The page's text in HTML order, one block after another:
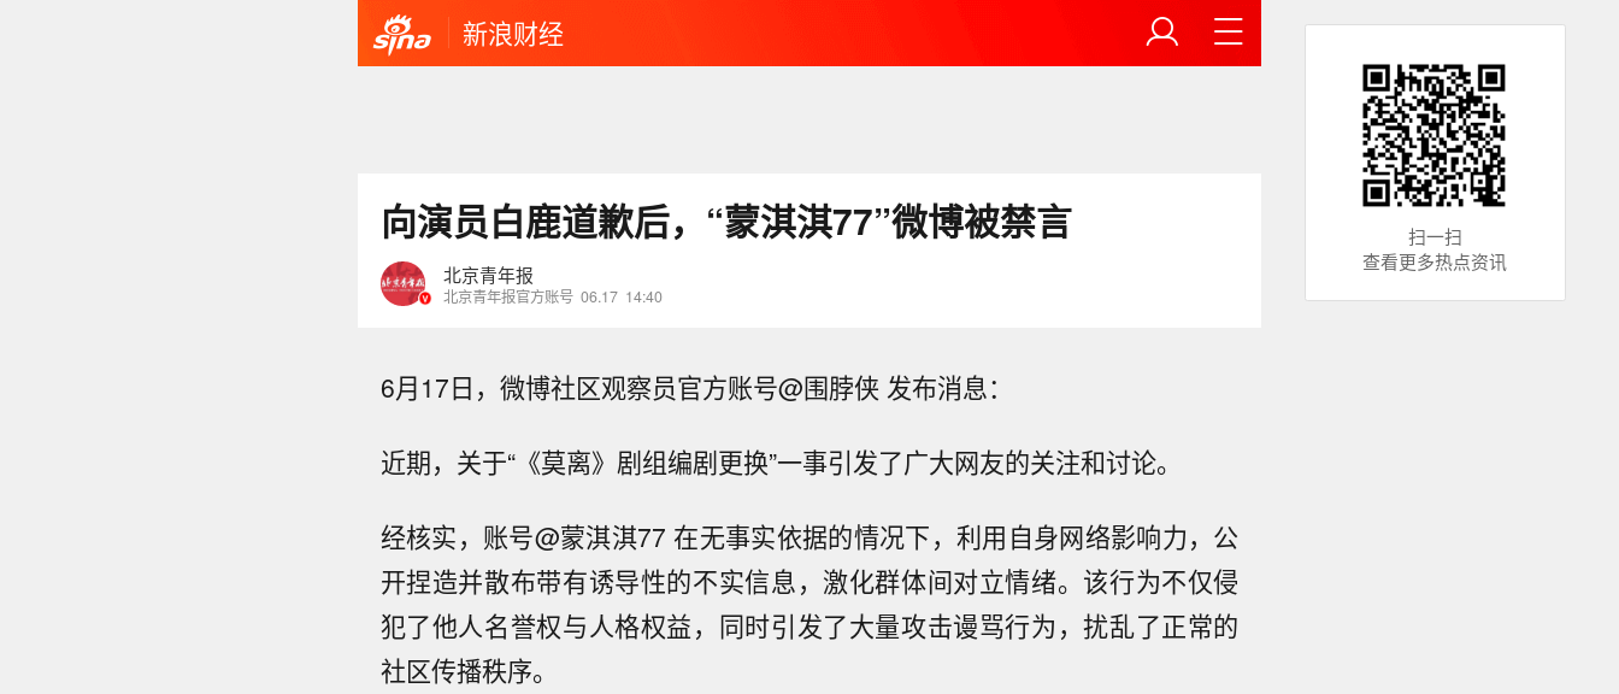
新浪财经
向演员白鹿道歉后，“蒙淇淇77”微博被禁言
北京青年报
北京青年报官方账号 06.17 14:40
6月17日，微博社区观察员官方账号@围脖侠 发布消息：
近期，关于“《莫离》剧组编剧更换”一事引发了广大网友的关注和讨论。
经核实，账号@蒙淇淇77 在无事实依据的情况下，利用自身网络影响力，公
开捏造并散布带有诱导性的不实信息，激化群体间对立情绪。该行为不仅侵
犯了他人名誉权与人格权益，同时引发了大量攻击谩骂行为，扰乱了正常的
社区传播秩序。
扫一扫
查看更多热点资讯